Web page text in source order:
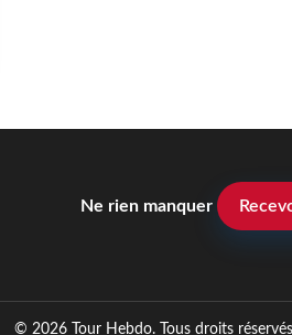
Ne rien manquer
© 2026 Tour Hebdo. Tous droits